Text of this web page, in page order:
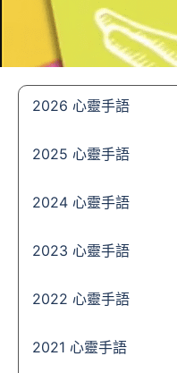
2026 心靈手語
2025 心靈手語
2024 心靈手語
2023 心靈手語
2022 心靈手語
2021 心靈手語